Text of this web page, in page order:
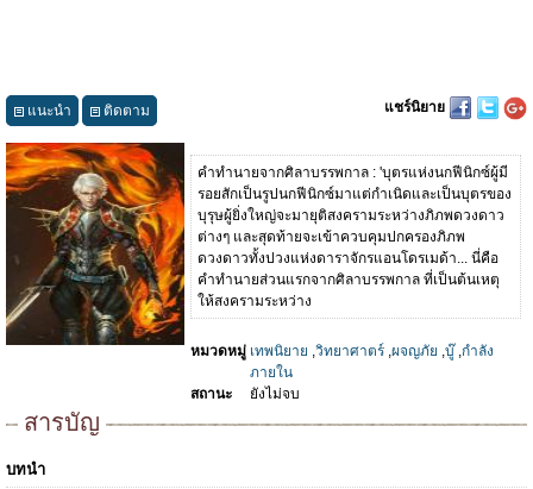
แนะนำ ติดตาม แชร์นิยาย
คำทำนายจากศิลาบรรพกาล : 'บุตรแห่งนกฟีนิกซ์ผู้มี
รอยสักเป็นรูปนกฟีนิกซ์มาแต่กำเนิดและเป็นบุตรของ
บุรุษผู้ยิ่งใหญ่จะมายุติสงครามระหว่างภิภพดวงดาว
ต่างๆ และสุดท้ายจะเข้าควบคุมปกครองภิภพ
ดวงดาวทั้งปวงแห่งดาราจักรแอนโดรเมด้า... นี่คือ
คำทำนายส่วนแรกจากศิลาบรรพกาล ที่เป็นต้นเหตุ
ให้สงครามระหว่าง
หมวดหมู่ เทพนิยาย ,วิทยาศาตร์ ,ผจญภัย ,บู๊,กำลัง
ภายใน
สถานะ
ยังไม่จบ
สารบัญ
บทนำ